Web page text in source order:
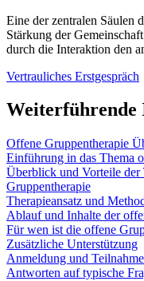
Eine der zentralen Säulen
Stärkung der
durch die Interaktion den
Vertrauliches Erstgespräch
Weiterführende
Offene Gruppentherapie
Einführung in das Thema
Überblick und Vorteile der
Gruppentherapie
Therapieansatz und
Ablauf und Inhalte der
Für wen ist die offene
Zusätzliche Unterstützung
Anmeldung und
Antworten auf typische